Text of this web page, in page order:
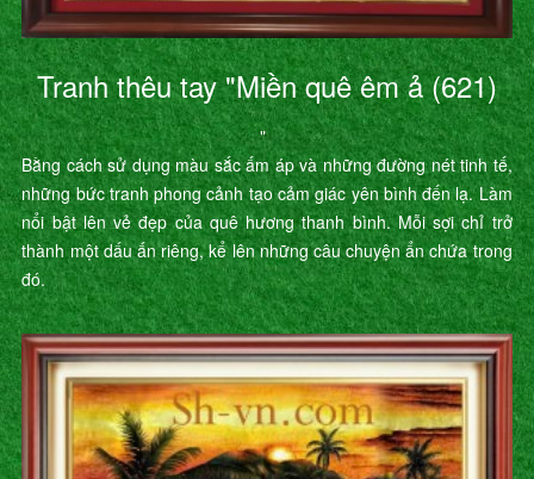
Tranh thêu tay "Miền quê êm ả (621)
"
Bằng cách sử dụng màu sắc ấm áp và những đường nét tinh tế,
những bức tranh phong cảnh tạo cảm giác yên bình đến lạ. Làm
nổi bật lên vẻ đẹp của quê hương thanh bình. Mỗi sợi chỉ trở
thành một dấu ấn riêng, kể lên những câu chuyện ẩn chứa trong
đó.